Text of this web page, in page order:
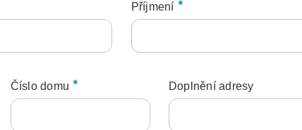
Příjmení
Číslo domu Doplnění adresy